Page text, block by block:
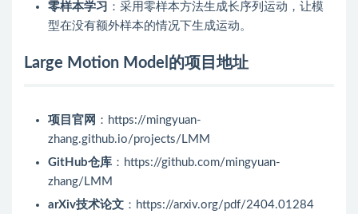
零样本学习 ：采用零样本方法生成长序列运动，让模
型在没有额外样本的情况下生成运动。
Large Motion Model的项目地址
项目官网 ：https://mingyuan-
zhang.github.io/projects/LMM
GitHub仓库 ：https://github.com/mingyuan-
zhang/LMM
arXiv技术论文 ：https://arxiv.org/pdf/2404.01284